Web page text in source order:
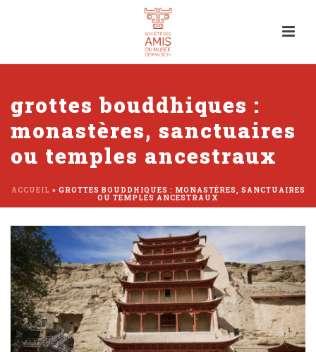
grottes bouddhiques :
monastères, sanctuaires
ou temples ancestraux
ACCUEIL » GROTTES BOUDDHIQUES : MONASTÈRES, SANCTUAIRES
OU TEMPLES ANCESTRAUX